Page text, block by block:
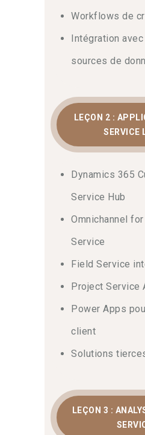
Workflows de
Intégration
sources de
LEÇON 2 :
SERVICE
Dynamics 365
Service Hub
Omnichannel
Service
Field Service
Project Service
Power Apps
client
Solutions
LEÇON 3 :